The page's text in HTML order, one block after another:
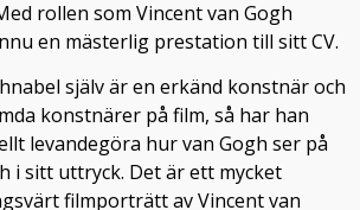
rollen som Vincent van Gogh
en mästerlig prestation till sitt CV.
själv är en erkänd konstnär och
konstnärer på film, så har han
levandegöra hur van Gogh ser på
i sitt uttryck. Det är ett mycket
filmporträtt av Vincent van